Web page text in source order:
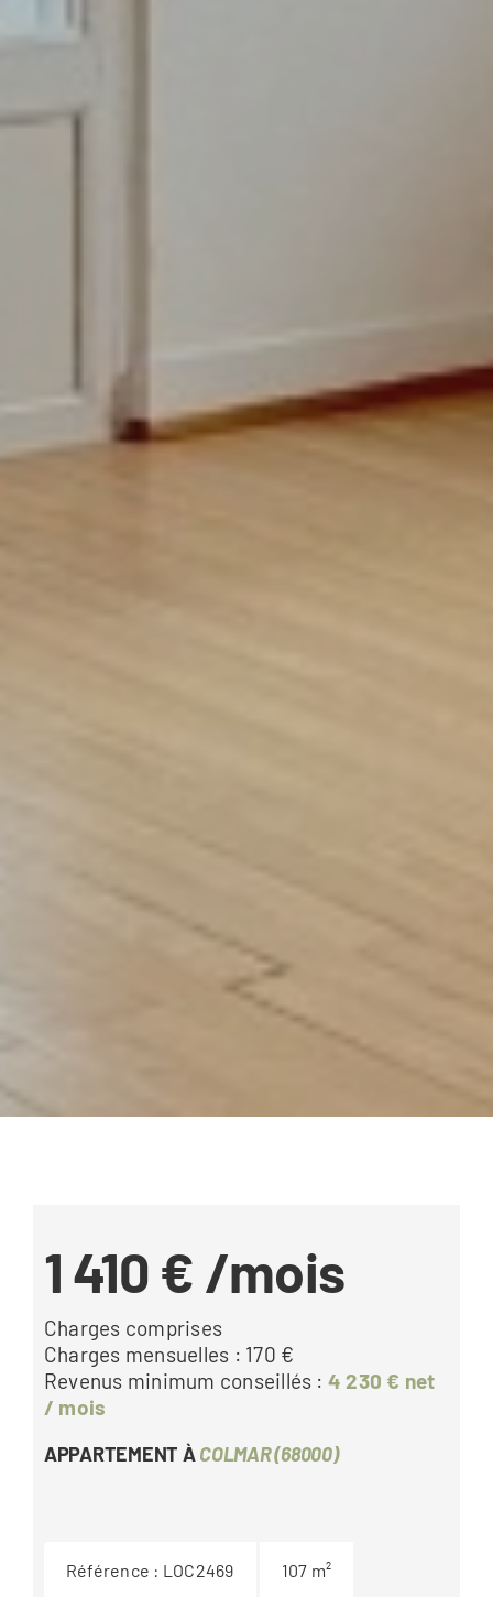
1 410 € /mois
Charges comprises
Charges mensuelles : 170 €
Revenus minimum conseillés : 4 230 € net
/ mois
APPARTEMENT ÀCOLMAR (68000)
Référence : LOC2469 107 m²